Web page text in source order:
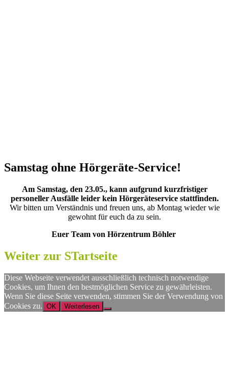
Samstag ohne Hörgeräte-Service!
Am Samstag, den 23.05., kann aufgrund kurzfristiger
personeller Ausfälle leider kein Hörgeräteservice stattfinden.
Wir bitten um Verständnis und freuen uns, ab Montag wieder wie
gewohnt für euch da zu sein.
Euer Team von Hörzentrum Böhler
Weiter zur STartseite
Diese Webseite verwendet ausschließlich technisch notwendige
Cookies, um Ihnen den bestmöglichen Service zu gewährleisten.
Wenn Sie diese Seite verwenden, stimmen Sie der Verwendung von
Cookies zu. OK Weiterlesen